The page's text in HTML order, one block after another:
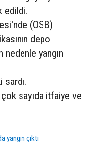
edildi.
(OSB)
depo
yangın
sayıda itfaiye ve
yangın çıktı